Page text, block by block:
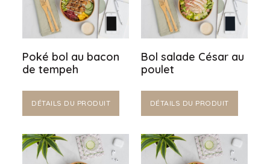
Poké bol au bacon
de tempeh
DÉTAILS DU PRODUIT
Bol salade César au
poulet
DÉTAILS DU PRODUIT